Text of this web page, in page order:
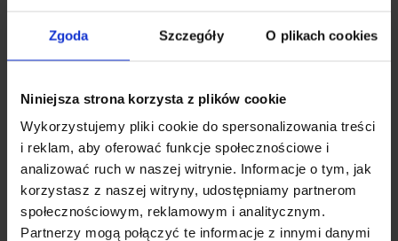
Zgoda Szczegóły O plikach cookies
Niniejsza strona korzysta z plików cookie
Wykorzystujemy pliki cookie do spersonalizowania treści
i reklam, aby oferować funkcje społecznościowe i
analizować ruch w naszej witrynie. Informacje o tym, jak
korzystasz z naszej witryny, udostępniamy partnerom
społecznościowym, reklamowym i analitycznym.
Partnerzy mogą połączyć te informacje z innymi danymi
Nazwa
Entire M Wrocław -
Helikon Polska
Kraj
Polska
Adres
Radomska 34